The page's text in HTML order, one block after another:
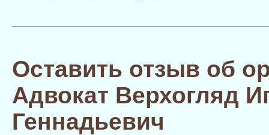
Оставить отзыв об
Адвокат Верхогляд
Геннадьевич